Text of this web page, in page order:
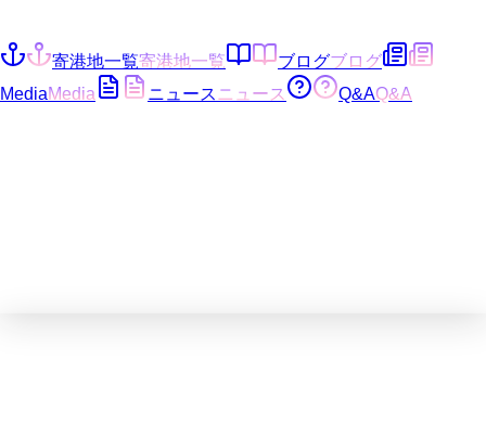
寄港地一覧寄港地一覧 ブログブログ
MediaMedia ニュース ニュース Q&AQ&A